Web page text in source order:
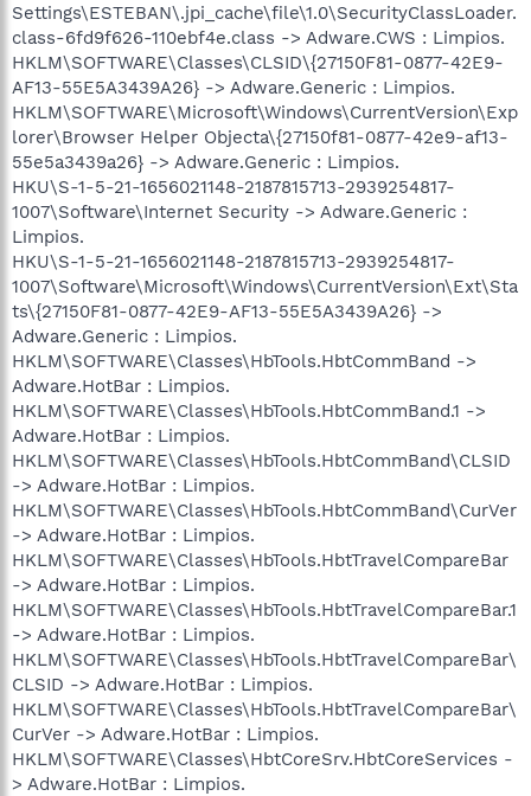
Settings\ESTEBAN\.jpi_cache\file\1.0\SecurityClassLoader.
class-6fd9f626-110ebf4e.class -> Adware.CWS : Limpios.
HKLM\SOFTWARE\Classes\CLSID\{27150F81-0877-42E9-
AF13-55E5A3439A26} -> Adware.Generic : Limpios.
HKLM\SOFTWARE\Microsoft\Windows\CurrentVersion\Exp
lorer\Browser Helper Objecta\{27150f81-0877-42e9-af13-
55e5a3439a26} -> Adware.Generic : Limpios.
HKU\S-1-5-21-1656021148-2187815713-2939254817-
1007\Software\Internet Security -> Adware.Generic :
Limpios.
HKU\S-1-5-21-1656021148-2187815713-2939254817-
1007\Software\Microsoft\Windows\CurrentVersion\Ext\Sta
ts\{27150F81-0877-42E9-AF13-55E5A3439A26} ->
Adware.Generic : Limpios.
HKLM\SOFTWARE\Classes\HbTools.HbtCommBand ->
Adware.HotBar : Limpios.
HKLM\SOFTWARE\Classes\HbTools.HbtCommBand.1 ->
Adware.HotBar : Limpios.
HKLM\SOFTWARE\Classes\HbTools.HbtCommBand\CLSID
-> Adware.HotBar : Limpios.
HKLM\SOFTWARE\Classes\HbTools.HbtCommBand\CurVer
-> Adware.HotBar : Limpios.
HKLM\SOFTWARE\Classes\HbTools.HbtTravelCompareBar
-> Adware.HotBar : Limpios.
HKLM\SOFTWARE\Classes\HbTools.HbtTravelCompareBar.1
-> Adware.HotBar : Limpios.
HKLM\SOFTWARE\Classes\HbTools.HbtTravelCompareBar\
CLSID -> Adware.HotBar : Limpios.
HKLM\SOFTWARE\Classes\HbTools.HbtTravelCompareBar\
CurVer -> Adware.HotBar : Limpios.
HKLM\SOFTWARE\Classes\HbtCoreSrv.HbtCoreServices -
> Adware.HotBar : Limpios.